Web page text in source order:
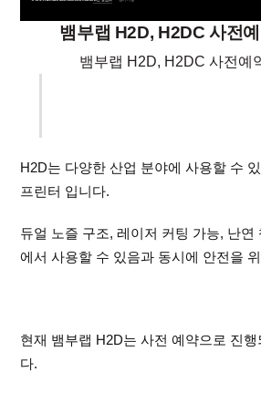
뱀부랩 H2D, H2DC 사전
뱀부랩 H2D, H2DC 사전예
H2D는 다양한 산업 분야에 사용할 수
프린터 입니다.
듀얼 노즐 구조, 레이저 커팅 가능, 난연
에서 사용할 수 있음과 동시에 안전을
현재 뱀부랩 H2D는 사전 예약으로 진
다.